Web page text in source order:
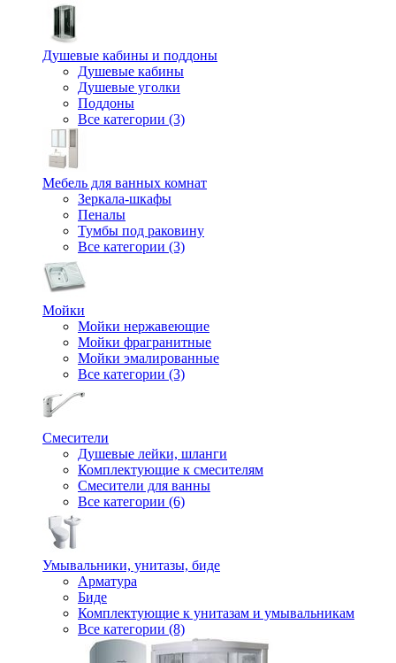
Душевые кабины и поддоны
Душевые кабины
Душевые уголки
Поддоны
Все категории (3)
Мебель для ванных комнат
Зеркала-шкафы
Пеналы
Тумбы под раковину
Все категории (3)
Мойки
Мойки нержавеющие
Мойки фрагранитные
Мойки эмалированные
Все категории (3)
Смесители
Душевые лейки, шланги
Комплектующие к смесителям
Смесители для ванны
Все категории (6)
Умывальники, унитазы, биде
Арматура
Биде
Комплектующие к унитазам и умывальникам
Все категории (8)